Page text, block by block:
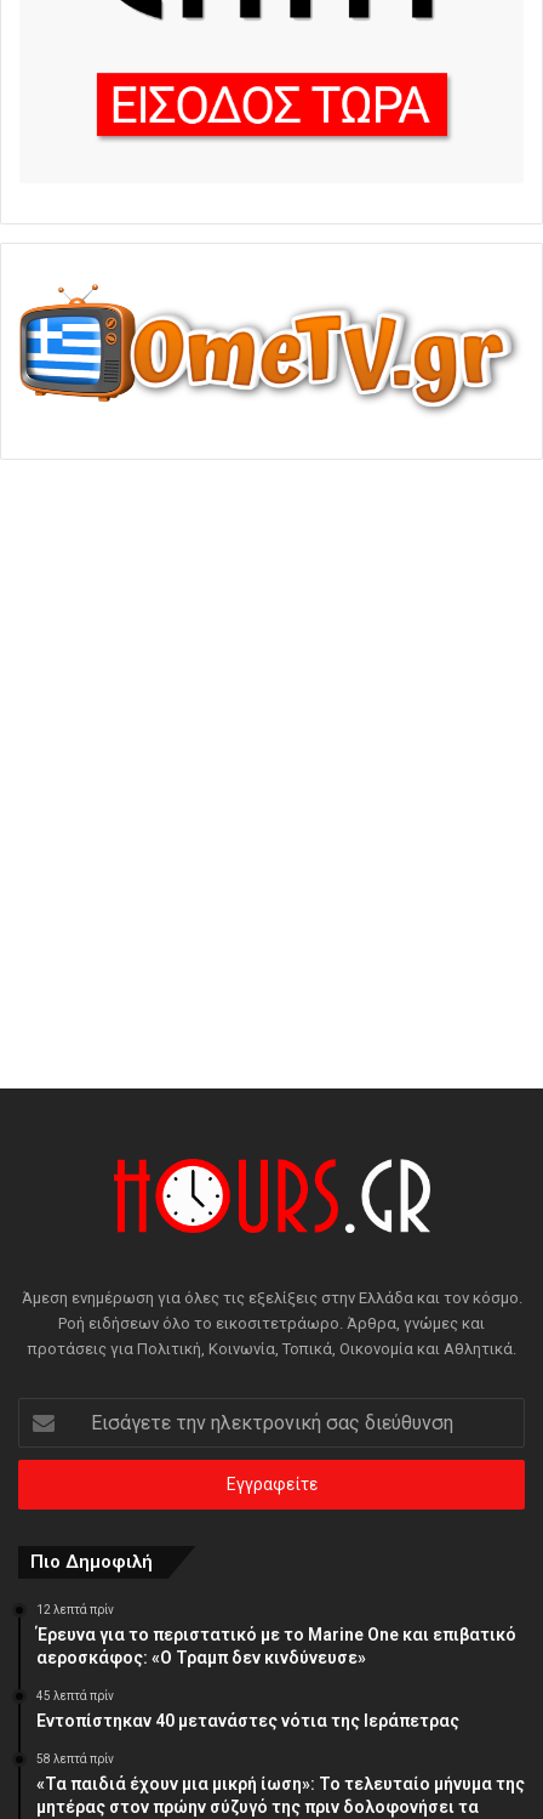
Άμεση ενημέρωση για όλες τις εξελίξεις στην Ελλάδα και τον κόσμο.
Ροή ειδήσεων όλο το εικοσιτετράωρο. Άρθρα, γνώμες και
προτάσεις για Πολιτική, Κοινωνία, Τοπικά, Οικονομία και Αθλητικά.
Εισάγετε
την
ηλεκτρονική
διεύθυνση
Πιο Δημοφιλή
12 λεπτά πρίν
Έρευνα για το περιστατικό με το Marine One και επιβατικό
αεροσκάφος: «Ο Τραμπ δεν κινδύνευσε»
45 λεπτά πρίν
Εντοπίστηκαν 40 μετανάστες νότια της Ιεράπετρας
58 λεπτά πρίν
«Τα παιδιά έχουν μια μικρή ίωση»: Το τελευταίο μήνυμα της
μητέρας στον πρώην σύζυγό της πριν δολοφονήσει τα